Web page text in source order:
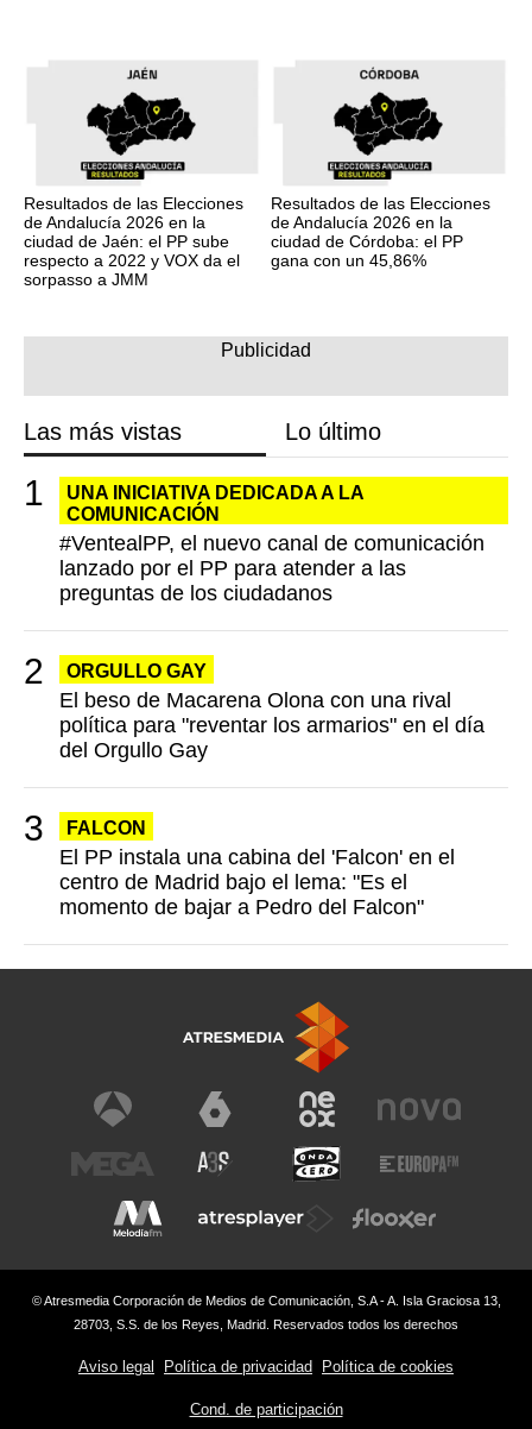
Resultados de las Elecciones
de Andalucía 2026 en la
ciudad de Jaén: el PP sube
respecto a 2022 y VOX da el
sorpasso a JMM
Resultados de las Elecciones
de Andalucía 2026 en la
ciudad de Córdoba: el PP
gana con un 45,86%
Las más vistas Lo último
UNA INICIATIVA DEDICADA A LA
COMUNICACIÓN
#VentealPP, el nuevo canal de comunicación
lanzado por el PP para atender a las
preguntas de los ciudadanos
ORGULLO GAY
El beso de Macarena Olona con una rival
política para "reventar los armarios" en el día
del Orgullo Gay
FALCON
El PP instala una cabina del 'Falcon' en el
centro de Madrid bajo el lema: "Es el
momento de bajar a Pedro del Falcon"
© Atresmedia Corporación de Medios de Comunicación, S.A - A. Isla Graciosa 13,
28703, S.S. de los Reyes, Madrid. Reservados todos los derechos
Aviso legal Política de privacidad Política de cookies
Cond. de participación